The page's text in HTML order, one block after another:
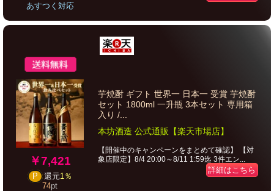
あすつく対応
￥7,421
P 還元1％
74pt
芋焼酎 ギフト 世界一 日本一 受賞 芋焼酎
セット 1800ml 一升瓶 3本セット 専用箱
入り /...
本坊酒造 公式通販【楽天市場店】
【開催中のキャンペーンをまとめて確認】 【対
象店限定】8/4 20:00～8/11 1:59迄 3件エン...
詳細はこちら